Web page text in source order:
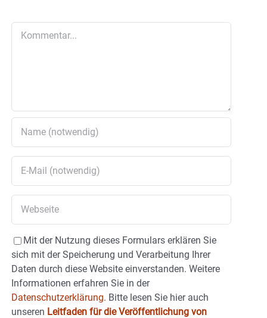
Mit der Nutzung dieses Formulars erklären Sie
sich mit der Speicherung und Verarbeitung Ihrer
Daten durch diese Website einverstanden. Weitere
Informationen erfahren Sie in der
Datenschutzerklärung. Bitte lesen Sie hier auch
unseren Leitfaden für die Veröffentlichung von